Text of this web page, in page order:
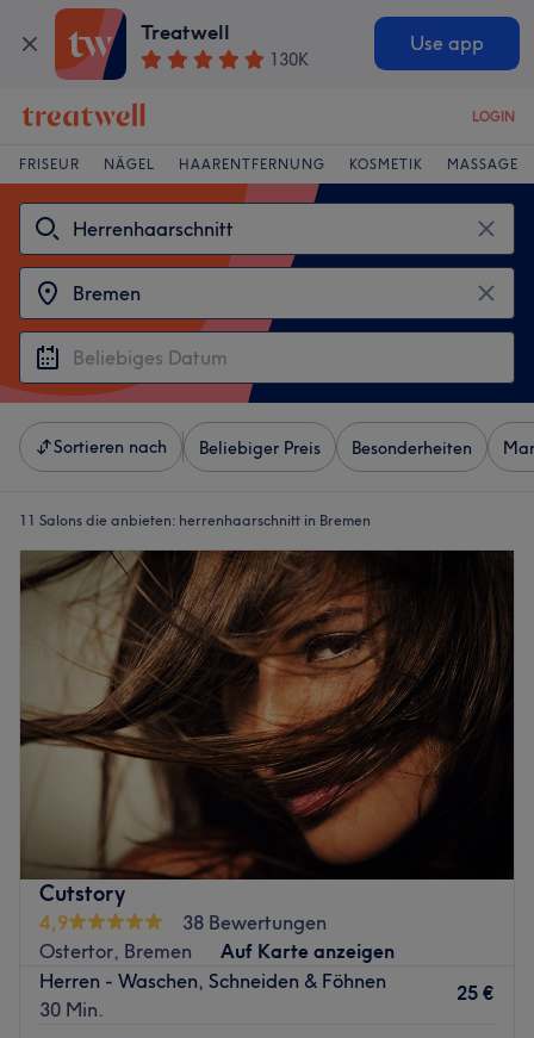
Treatwell
130K
Use app
LOGIN
FRISEUR NÄGEL HAARENTFERNUNG KOSMETIK MASSAGE
Sortieren nach Beliebiger Preis Besonderheiten
11 Salons die anbieten: herrenhaarschnitt in Bremen
Cutstory
4,9
38 Bewertungen
Ostertor, Bremen
Auf Karte anzeigen
Herren - Waschen, Schneiden & Föhnen
30 Min.
25 €